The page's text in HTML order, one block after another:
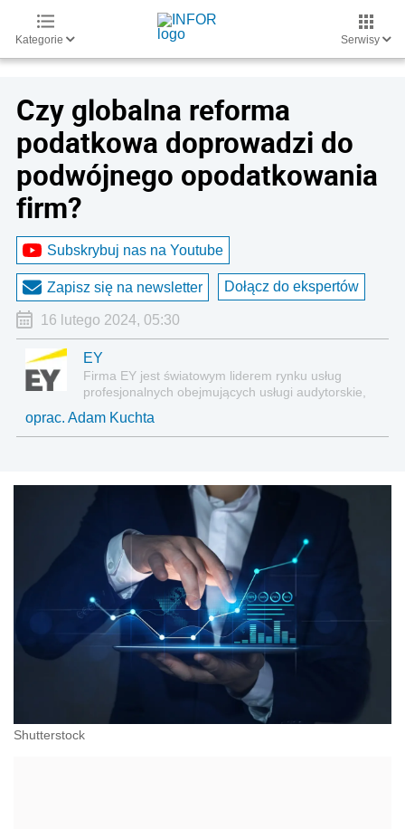
Kategorie Serwisy
Czy globalna reforma
podatkowa doprowadzi do
podwójnego opodatkowania
firm?
Subskrybuj nas na Youtube
Zapisz się na newsletter Dołącz do ekspertów
16 lutego 2024, 05:30
EY
Firma EY jest światowym liderem rynku usług
profesjonalnych obejmujących usługi audytorskie,
doradztwo transakcyjne.
oprac. Adam Kuchta
Shutterstock